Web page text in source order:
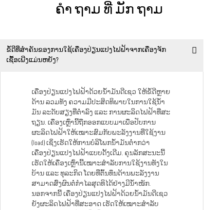
ຄໍາ ຖາມ ທີ່ ມັກ ຖາມ
ຂໍ້ດີທີ່ສຳຄັນຂອງການໃຊ້ເຄື່ອງປ່ຽນແປງໄຟຟ້າຈາກເຄື່ອງຈັກ
ເຊື້ອເພີງແມ່ນຫຍັງ?
ເຄື່ອງປ່ຽນແປງໄຟຟ້າດ້ວຍນ້ຳມັນດີເຊວ ໃຫ້ຂໍ້ດີຫຼາຍ
ດ້ານ ລວມທັງ ຄວາມມີປະສິດທິພາບໃນການໃຊ້ນ້ຳ
ມັນ ລະດັບສຽງທີ່ຕ່ຳລົງ ແລະ ການຜະລິດໄຟຟ້າທີ່ສະ
ຖຽນ. ເຄື່ອງເຫຼົ່ານີ້ຖືກອອກແບບມາເພື່ອປັບການ
ຜະລິດໄຟຟ້າໃຫ້ເໝາະສົມກັບພະລັງງານທີ່ໃຊ້ງານ
(load) ເຊິ່ງເຮັດໃຫ້ການບໍລິໂພກນ້ຳມັນຕ່ຳກວ່າ
ເຄື່ອງປ່ຽນແປງໄຟຟ້າແບບດັ້ງເດີມ. ຄຸນລັກສະນະນີ້
ເຮັດໃຫ້ເຄື່ອງເຫຼົ່ານີ້ເໝາະສຳລັບການໃຊ້ງານທັງໃນ
ບ້ານ ແລະ ທຸລະກິດ ໂດຍທີ່ຕົ້ນທຶນດ້ານພະລັງງານ
ສາມາດສົ່ງຜົນຕໍ່ກຳໄລສຸດທິໄດ້ຢ່າງມີນ້ຳໜັກ.
ນອກຈາກນີ້ ເຄື່ອງປ່ຽນແປງໄຟຟ້າດ້ວຍນ້ຳມັນດີເຊວ
ຍັງຜະລິດໄຟຟ້າທີ່ສະອາດ ເຮັດໃຫ້ເໝາະສຳລັບ